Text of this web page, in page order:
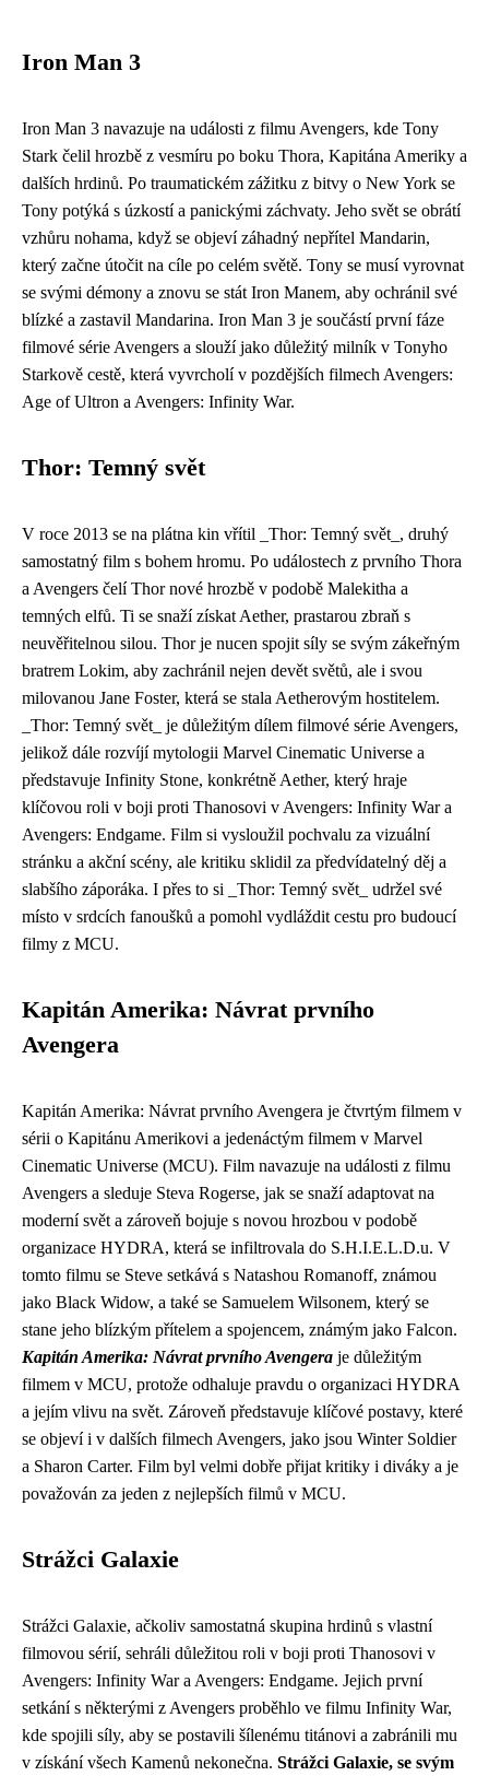
Iron Man 3
Iron Man 3 navazuje na události z filmu Avengers, kde Tony
Stark čelil hrozbě z vesmíru po boku Thora, Kapitána Ameriky a
dalších hrdinů. Po traumatickém zážitku z bitvy o New York se
Tony potýká s úzkostí a panickými záchvaty. Jeho svět se obrátí
vzhůru nohama, když se objeví záhadný nepřítel Mandarin,
který začne útočit na cíle po celém světě. Tony se musí vyrovnat
se svými démony a znovu se stát Iron Manem, aby ochránil své
blízké a zastavil Mandarina. Iron Man 3 je součástí první fáze
filmové série Avengers a slouží jako důležitý milník v Tonyho
Starkově cestě, která vyvrcholí v pozdějších filmech Avengers:
Age of Ultron a Avengers: Infinity War.
Thor: Temný svět
V roce 2013 se na plátna kin vřítil _Thor: Temný svět_, druhý
samostatný film s bohem hromu. Po událostech z prvního Thora
a Avengers čelí Thor nové hrozbě v podobě Malekitha a
temných elfů. Ti se snaží získat Aether, prastarou zbraň s
neuvěřitelnou silou. Thor je nucen spojit síly se svým zákeřným
bratrem Lokim, aby zachránil nejen devět světů, ale i svou
milovanou Jane Foster, která se stala Aetherovým hostitelem.
_Thor: Temný svět_ je důležitým dílem filmové série Avengers,
jelikož dále rozvíjí mytologii Marvel Cinematic Universe a
představuje Infinity Stone, konkrétně Aether, který hraje
klíčovou roli v boji proti Thanosovi v Avengers: Infinity War a
Avengers: Endgame. Film si vysloužil pochvalu za vizuální
stránku a akční scény, ale kritiku sklidil za předvídatelný děj a
slabšího záporáka. I přes to si _Thor: Temný svět_ udržel své
místo v srdcích fanoušků a pomohl vydláždit cestu pro budoucí
filmy z MCU.
Kapitán Amerika: Návrat prvního
Avengera
Kapitán Amerika: Návrat prvního Avengera je čtvrtým filmem v
sérii o Kapitánu Amerikovi a jedenáctým filmem v Marvel
Cinematic Universe (MCU). Film navazuje na události z filmu
Avengers a sleduje Steva Rogerse, jak se snaží adaptovat na
moderní svět a zároveň bojuje s novou hrozbou v podobě
organizace HYDRA, která se infiltrovala do S.H.I.E.L.D.u. V
tomto filmu se Steve setkává s Natashou Romanoff, známou
jako Black Widow, a také se Samuelem Wilsonem, který se
stane jeho blízkým přítelem a spojencem, známým jako Falcon.
Kapitán Amerika: Návrat prvního Avengera je důležitým
filmem v MCU, protože odhaluje pravdu o organizaci HYDRA
a jejím vlivu na svět. Zároveň představuje klíčové postavy, které
se objeví i v dalších filmech Avengers, jako jsou Winter Soldier
a Sharon Carter. Film byl velmi dobře přijat kritiky i diváky a je
považován za jeden z nejlepších filmů v MCU.
Strážci Galaxie
Strážci Galaxie, ačkoliv samostatná skupina hrdinů s vlastní
filmovou sérií, sehráli důležitou roli v boji proti Thanosovi v
Avengers: Infinity War a Avengers: Endgame. Jejich první
setkání s některými z Avengers proběhlo ve filmu Infinity War,
kde spojili síly, aby se postavili šílenému titánovi a zabránili mu
v získání všech Kamenů nekonečna. Strážci Galaxie, se svým